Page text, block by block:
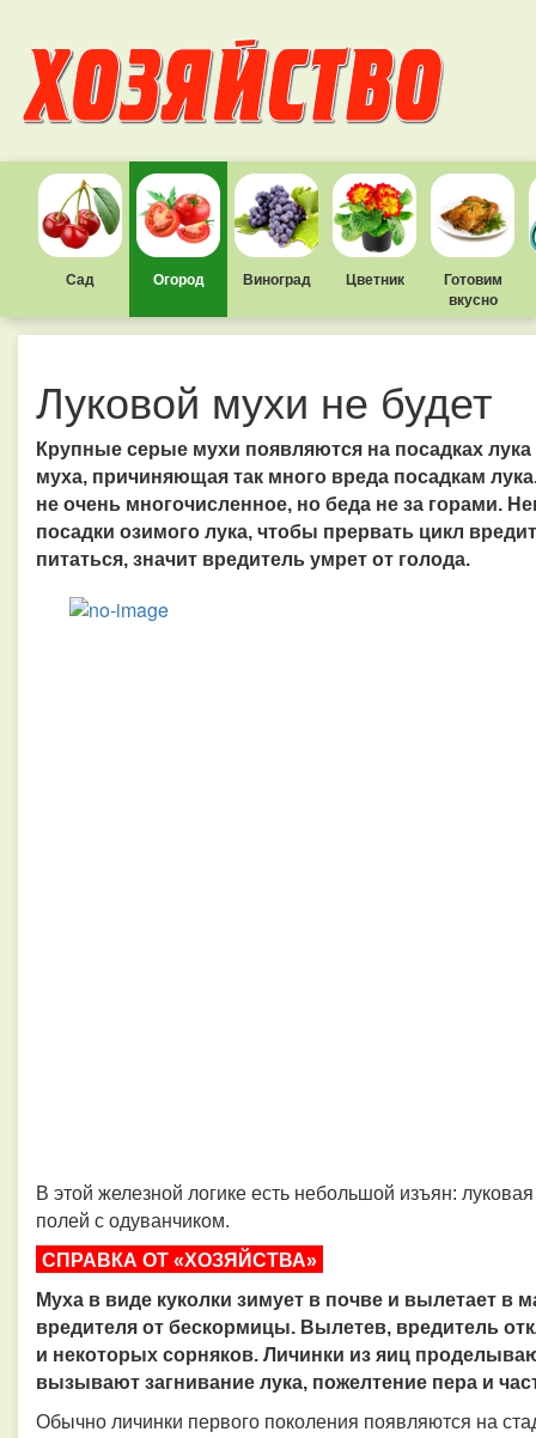
Сад Огород Виноград Цветник
Готовим
вкусно
Луковой мухи не будет
Крупные серые мухи появляются на посадках
муха, причиняющая так много вреда посадкам
не очень многочисленное, но беда не за горами.
посадки озимого лука, чтобы прервать цикл
питаться, значит вредитель умрет от голода.
В этой железной логике есть небольшой изъян:
полей с одуванчиком.
СПРАВКА ОТ «ХОЗЯЙСТВА»
Муха в виде куколки зимует в почве и вылетает в
вредителя от бескормицы. Вылетев, вредитель
и некоторых сорняков. Личинки из яиц
вызывают загнивание лука, пожелтение пера и
Обычно личинки первого поколения появляются на